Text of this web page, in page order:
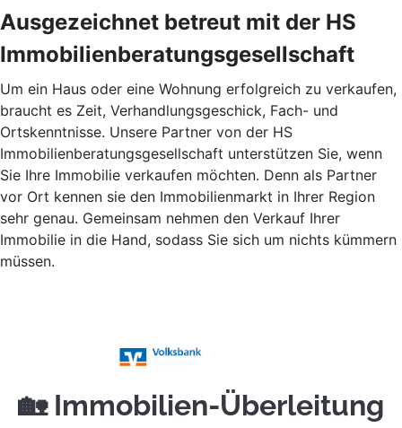
Ausgezeichnet betreut mit der HS
Immobilienberatungsgesellschaft
Um ein Haus oder eine Wohnung erfolgreich zu verkaufen,
braucht es Zeit, Verhandlungsgeschick, Fach- und
Ortskenntnisse. Unsere Partner von der HS
Immobilienberatungsgesellschaft unterstützen Sie, wenn
Sie Ihre Immobilie verkaufen möchten. Denn als Partner
vor Ort kennen sie den Immobilienmarkt in Ihrer Region
sehr genau. Gemeinsam nehmen den Verkauf Ihrer
Immobilie in die Hand, sodass Sie sich um nichts kümmern
müssen.